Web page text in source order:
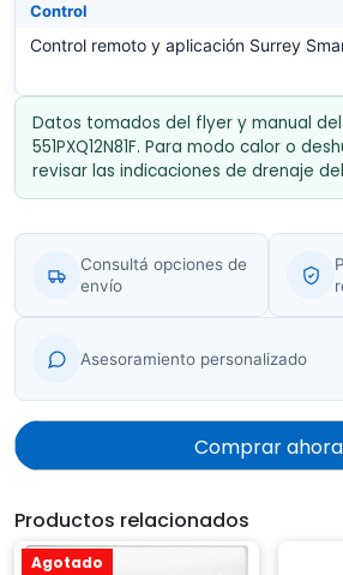
Control
Control remoto y aplicación Surrey
Datos tomados del flyer y manual
551PXQ12N81F. Para modo calor o
revisar las indicaciones de drenaje
Consultá opciones de
envío
Asesoramiento personalizado
Comprar ahora
Productos relacionados
Agotado